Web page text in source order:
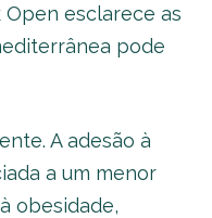
esclarece as
pode
A adesão à
a um menor
obesidade,